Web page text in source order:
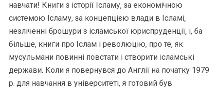
навчати! Книги з історії Ісламу, за економічною
системою Ісламу, за концепцією влади в Ісламі,
незліченні брошури з ісламської юриспруденції, і, ба
більше, книги про Іслам і революцію, про те, як
мусульмани повинні повстати і створити ісламські
держави. Коли я повернувся до Англії на початку 1979
р. для навчання в університеті, я готовий був